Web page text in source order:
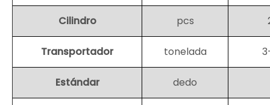
Cilindro pcs
Transportador tonelada
Estándar dedo